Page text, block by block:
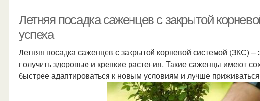
Летняя посадка саженцев с закрытой
успеха
Летняя посадка саженцев с закрытой корневой системой (ЗКС)
получить здоровые и крепкие растения. Такие саженцы имеют
быстрее адаптироваться к новым условиям и лучше